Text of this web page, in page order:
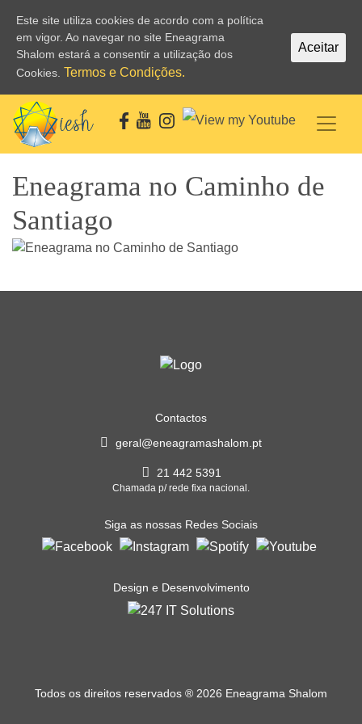
Eneagrama no Caminho de
Santiago
Contactos
geral@eneagramashalom.pt
21 442 5391
Chamada p/ rede fixa nacional.
Siga as nossas Redes Sociais
Design e Desenvolvimento
Todos os direitos reservados ® 2026 Eneagrama Shalom
Este site utiliza cookies de acordo com a política
em vigor. Ao navegar no site Eneagrama
Shalom estará a consentir a utilização dos
Cookies. Termos e Condições.
Aceitar